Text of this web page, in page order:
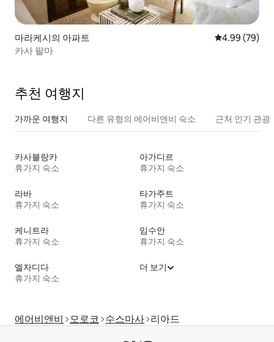
마라케시의 아파트 평점 4.99점(5
4.99 (79)
카사 팔마
추천 여행지
가까운 여행지 다른 유형의 에어비앤비 숙소 근처 인기 관광
카사블랑카
휴가지 숙소
아가디르
휴가지 숙소
라바
휴가지 숙소
타가주트
휴가지 숙소
케니트라
휴가지 숙소
임수안
휴가지 숙소
엘자디다
휴가지 숙소
더 보기
에어비앤비 모로코 수스마사 리아드